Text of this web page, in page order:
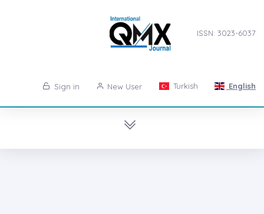
ISSN: 3023-6037
Sign in New User Turkish English